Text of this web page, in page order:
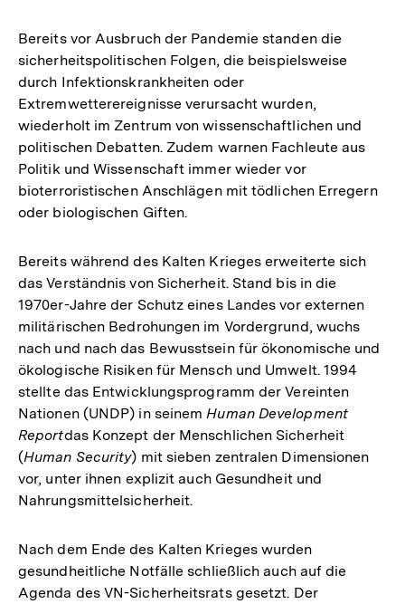
Bereits vor Ausbruch der Pandemie standen die
sicherheitspolitischen Folgen, die beispielsweise
durch Infektionskrankheiten oder
Extremwetterereignisse verursacht wurden,
wiederholt im Zentrum von wissenschaftlichen und
politischen Debatten. Zudem warnen Fachleute aus
Politik und Wissenschaft immer wieder vor
bioterroristischen Anschlägen mit tödlichen Erregern
oder biologischen Giften.
Bereits während des Kalten Krieges erweiterte sich
das Verständnis von Sicherheit. Stand bis in die
1970er-Jahre der Schutz eines Landes vor externen
militärischen Bedrohungen im Vordergrund, wuchs
nach und nach das Bewusstsein für ökonomische und
ökologische Risiken für Mensch und Umwelt. 1994
stellte das Entwicklungsprogramm der Vereinten
Nationen (UNDP) in seinemHuman Development
Reportdas Konzept der Menschlichen Sicherheit
(Human Security) mit sieben zentralen Dimensionen
vor, unter ihnen explizit auch Gesundheit und
Nahrungsmittelsicherheit.
Nach dem Ende des Kalten Krieges wurden
gesundheitliche Notfälle schließlich auch auf die
Agenda des VN-Sicherheitsrats gesetzt. Der